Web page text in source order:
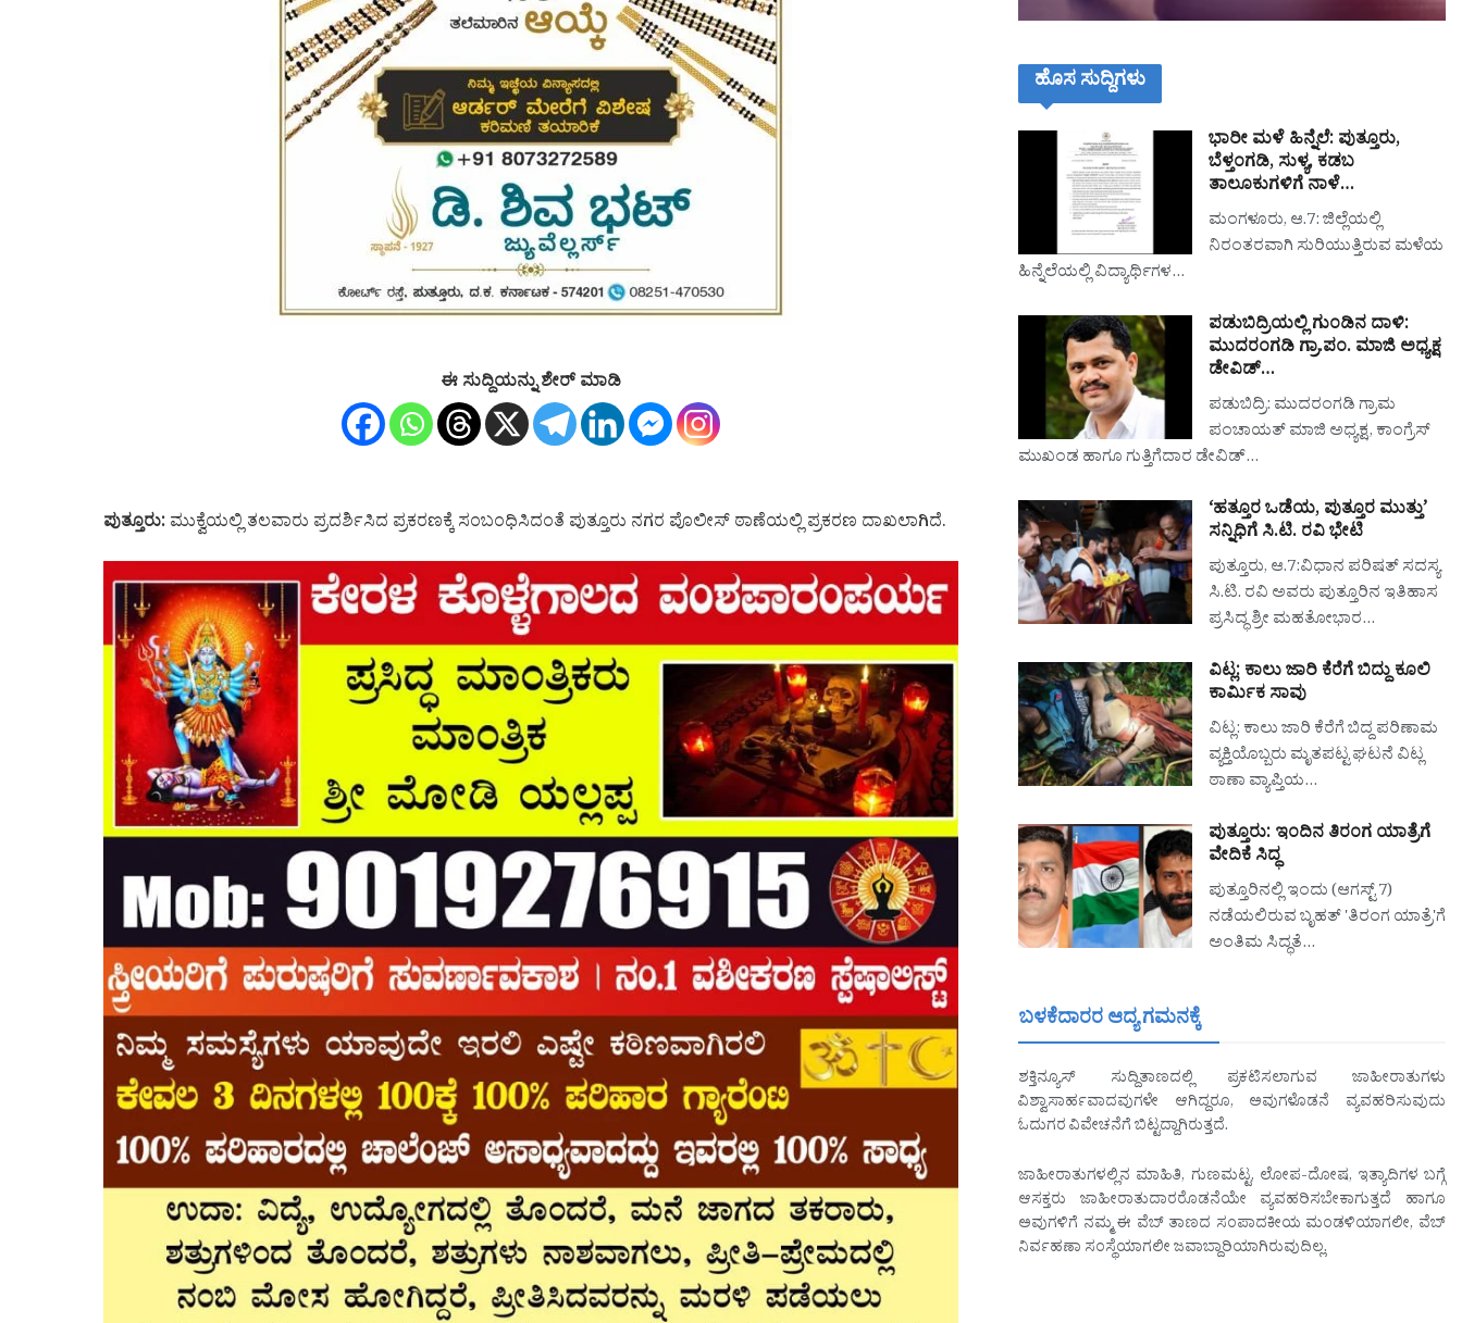
ಈ ಸುದ್ದಿಯನ್ನು ಶೇರ್ ಮಾಡಿ
ಪುತ್ತೂರು:ಮುಕ್ವೆಯಲ್ಲಿ ತಲವಾರು ಪ್ರದರ್ಶಿಸಿದ ಪ್ರಕರಣಕ್ಕೆ ಸಂಬಂಧಿಸಿದಂತೆ ಪುತ್ತೂರು ನಗರ ಪೊಲೀಸ್ ಠಾಣೆಯಲ್ಲಿ ಪ್ರಕರಣ ದಾಖಲಾಗಿದೆ.
ಹೊಸ ಸುದ್ದಿಗಳು
ಭಾರೀ ಮಳೆ ಹಿನ್ನೆಲೆ: ಪುತ್ತೂರು,
ಬೆಳ್ತಂಗಡಿ, ಸುಳ್ಯ, ಕಡಬ
ತಾಲೂಕುಗಳಿಗೆ ನಾಳೆ…
ಮಂಗಳೂರು, ಆ.7: ಜಿಲ್ಲೆಯಲ್ಲಿ
ನಿರಂತರವಾಗಿ ಸುರಿಯುತ್ತಿರುವ ಮಳೆಯ
ಹಿನ್ನೆಲೆಯಲ್ಲಿ ವಿದ್ಯಾರ್ಥಿಗಳ…
ಪಡುಬಿದ್ರಿಯಲ್ಲಿ ಗುಂಡಿನ ದಾಳಿ:
ಮುದರಂಗಡಿ ಗ್ರಾ.ಪಂ. ಮಾಜಿ ಅಧ್ಯಕ್ಷ
ಡೇವಿಡ್…
ಪಡುಬಿದ್ರಿ: ಮುದರಂಗಡಿ ಗ್ರಾಮ
ಪಂಚಾಯತ್ ಮಾಜಿ ಅಧ್ಯಕ್ಷ, ಕಾಂಗ್ರೆಸ್
ಮುಖಂಡ ಹಾಗೂ ಗುತ್ತಿಗೆದಾರ ಡೇವಿಡ್…
‘ಹತ್ತೂರ ಒಡೆಯ, ಪುತ್ತೂರ ಮುತ್ತು’
ಸನ್ನಿಧಿಗೆ ಸಿ.ಟಿ. ರವಿ ಭೇಟಿ
ಪುತ್ತೂರು, ಆ.7:ವಿಧಾನ ಪರಿಷತ್ ಸದಸ್ಯ
ಸಿ.ಟಿ. ರವಿ ಅವರು ಪುತ್ತೂರಿನ ಇತಿಹಾಸ
ಪ್ರಸಿದ್ಧ ಶ್ರೀ ಮಹತೋಭಾರ…
ವಿಟ್ಲ: ಕಾಲು ಜಾರಿ ಕೆರೆಗೆ ಬಿದ್ದು ಕೂಲಿ
ಕಾರ್ಮಿಕ ಸಾವು
ವಿಟ್ಲ: ಕಾಲು ಜಾರಿ ಕೆರೆಗೆ ಬಿದ್ದ ಪರಿಣಾಮ
ವ್ಯಕ್ತಿಯೊಬ್ಬರು ಮೃತಪಟ್ಟ ಘಟನೆ ವಿಟ್ಲ
ಠಾಣಾ ವ್ಯಾಪ್ತಿಯ…
ಪುತ್ತೂರು: ಇಂದಿನ ತಿರಂಗ ಯಾತ್ರೆಗೆ
ವೇದಿಕೆ ಸಿದ್ಧ
ಪುತ್ತೂರಿನಲ್ಲಿ ಇಂದು (ಆಗಸ್ಟ್ 7)
ನಡೆಯಲಿರುವ ಬೃಹತ್ 'ತಿರಂಗ ಯಾತ್ರೆ'ಗೆ
ಅಂತಿಮ ಸಿದ್ಧತೆ…
ಬಳಕೆದಾರರ ಆದ್ಯ ಗಮನಕ್ಕೆ
ಶಕ್ತಿನ್ಯೂಸ್ ಸುದ್ದಿತಾಣದಲ್ಲಿ ಪ್ರಕಟಿಸಲಾಗುವ ಜಾಹೀರಾತುಗಳು
ವಿಶ್ವಾಸಾರ್ಹವಾದವುಗಳೇ ಆಗಿದ್ದರೂ, ಅವುಗಳೊಡನೆ ವ್ಯವಹರಿಸುವುದು
ಓದುಗರ ವಿವೇಚನೆಗೆ ಬಿಟ್ಟದ್ದಾಗಿರುತ್ತದೆ.
ಜಾಹೀರಾತುಗಳಲ್ಲಿನ ಮಾಹಿತಿ, ಗುಣಮಟ್ಟ, ಲೋಪ-ದೋಷ, ಇತ್ಯಾದಿಗಳ ಬಗ್ಗೆ
ಆಸಕ್ತರು ಜಾಹೀರಾತುದಾರರೊಡನೆಯೇ ವ್ಯವಹರಿಸಬೇಕಾಗುತ್ತದೆ ಹಾಗೂ
ಅವುಗಳಿಗೆ ನಮ್ಮ ಈ ವೆಬ್ ತಾಣದ ಸಂಪಾದಕೀಯ ಮಂಡಳಿಯಾಗಲೀ, ವೆಬ್
ನಿರ್ವಹಣಾ ಸಂಸ್ಥೆಯಾಗಲೀ ಜವಾಬ್ದಾರಿಯಾಗಿರುವುದಿಲ್ಲ.